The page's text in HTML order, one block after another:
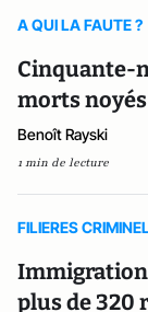
A QUI LA FAUTE ?
Cinquante-
morts noyés
Benoît Rayski
1 min de lecture
FILIERES
plus de 320